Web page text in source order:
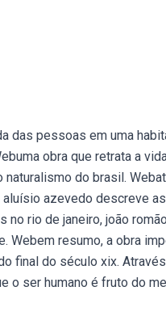
das pessoas em uma
obra que retrata a
do brasil.
azevedo descreve
rio de janeiro, joão
Webem resumo, a obra
final do século xix.
ser humano é fruto do